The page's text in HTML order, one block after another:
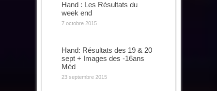
Hand : Les Résultats du
week end
7 octobre 2015
Hand: Résultats des 19 & 20
sept + Images des -16ans
Méd
23 septembre 2015